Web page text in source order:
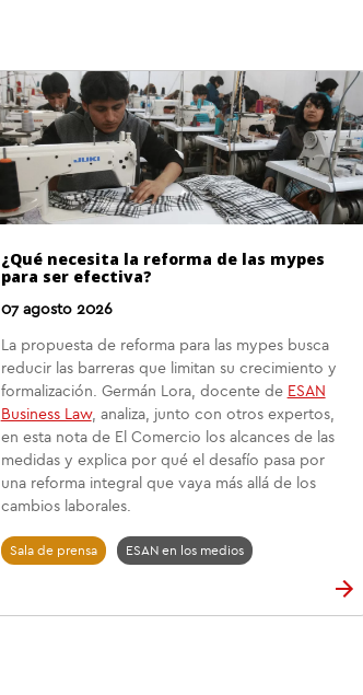
¿Qué necesita la reforma de las mypes
para ser efectiva?
07 agosto 2026
La propuesta de reforma para las mypes busca
reducir las barreras que limitan su crecimiento y
formalización. Germán Lora, docente de ESAN
Business Law, analiza, junto con otros expertos,
en esta nota de El Comercio los alcances de las
medidas y explica por qué el desafío pasa por
una reforma integral que vaya más allá de los
cambios laborales.
Sala de prensa ESAN en los medios